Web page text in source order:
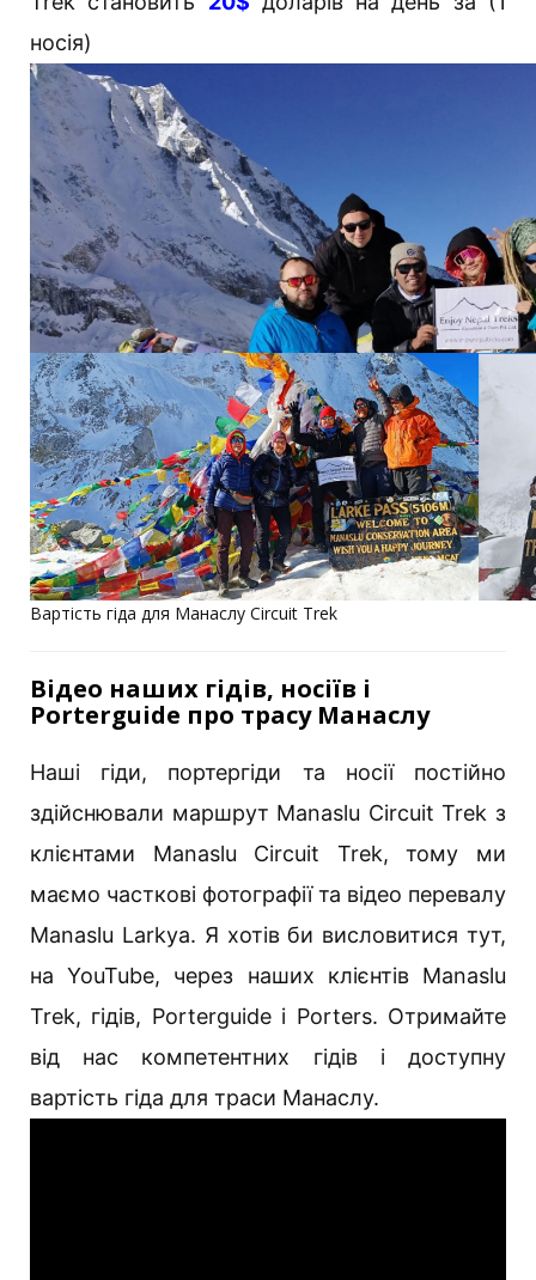
носія)
Вартість гіда для Манаслу Circuit Trek
Відео наших гідів, носіїв і
Porterguide про трасу Манаслу
Наші гіди, портергіди та носії постійно
здійснювали маршрут Manaslu Circuit Trek з
клієнтами Manaslu Circuit Trek, тому ми
маємо часткові фотографії та відео перевалу
Manaslu Larkya. Я хотів би висловитися тут,
на YouTube, через наших клієнтів Manaslu
Trek, гідів, Porterguide і Porters. Отримайте
від нас компетентних гідів і доступну
вартість гіда для траси Манаслу.